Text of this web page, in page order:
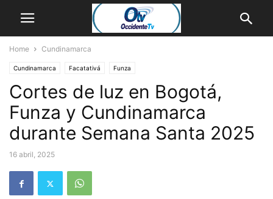
Home Cundinamarca
Cundinamarca Facatativá Funza
Cortes de luz en Bogotá,
Funza y Cundinamarca
durante Semana Santa 2025
16 abril, 2025